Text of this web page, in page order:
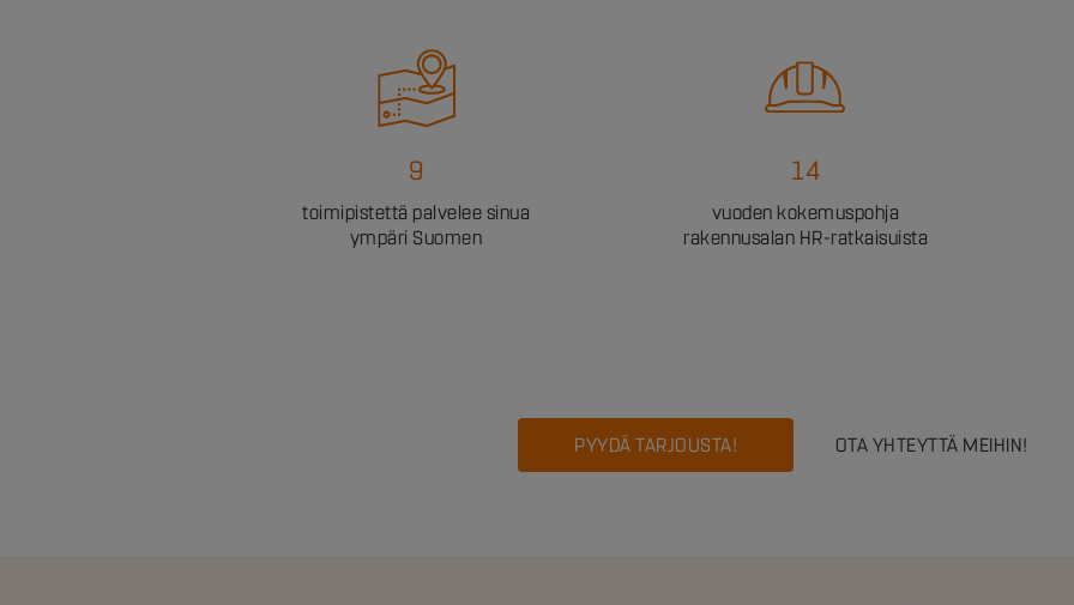
9
toimipistettä palvelee sinua
ympäri Suomen
14
vuoden kokemuspohja
rakennusalan HR-ratkaisuista
PYYDÄ TARJOUSTA! OTA YHTEYTTÄ MEIHIN!